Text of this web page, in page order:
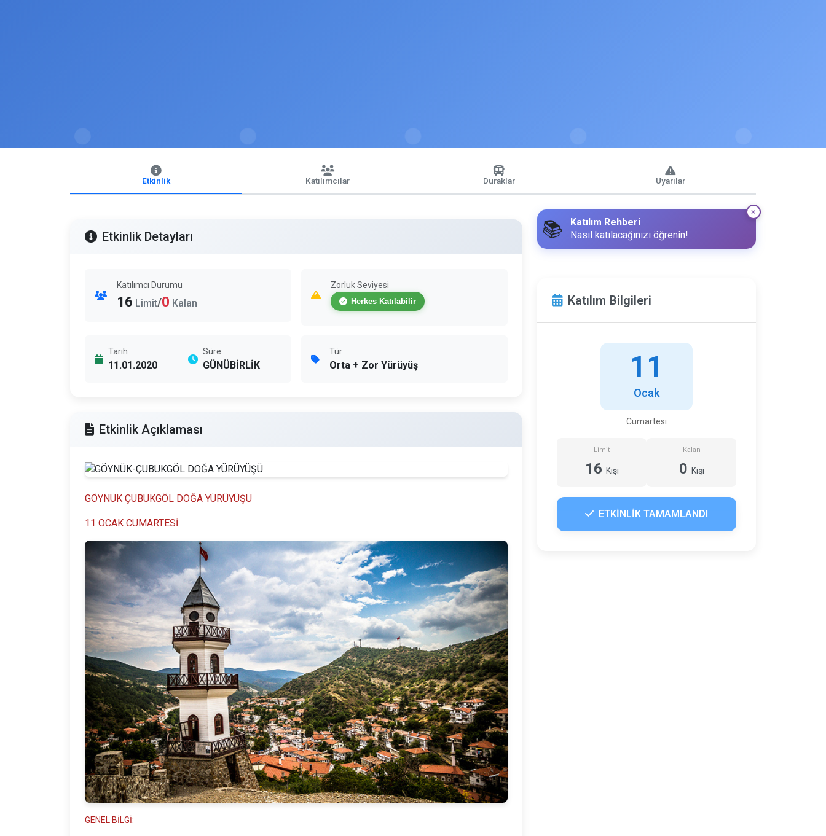
Etkinlik Katılımcılar Duraklar Uyarılar
Etkinlik Detayları
Katılımcı Durumu
16 Limit/0 Kalan
Zorluk Seviyesi
Herkes Katılabilir
Tarih
11.01.2020
Süre
GÜNÜBİRLİK
Tür
Orta + Zor Yürüyüş
Etkinlik Açıklaması
GÖYNÜK ÇUBUKGÖL DOĞA YÜRÜYÜŞÜ
11 OCAK CUMARTESİ
GENEL BİLGİ:
📚
Katılım Rehberi
Nasıl katılacağınızı öğrenin!
Katılım Bilgileri
11
Ocak
Cumartesi
Limit
16 Kişi
Kalan
0 Kişi
ETKİNLİK TAMAMLANDI